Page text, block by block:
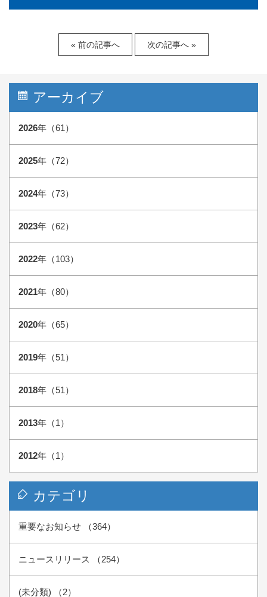
« 前の記事へ 次の記事へ »
アーカイブ
2026年（61）
2025年（72）
2024年（73）
2023年（62）
2022年（103）
2021年（80）
2020年（65）
2019年（51）
2018年（51）
2013年（1）
2012年（1）
カテゴリ
重要なお知らせ （364）
ニュースリリース （254）
(未分類) （2）